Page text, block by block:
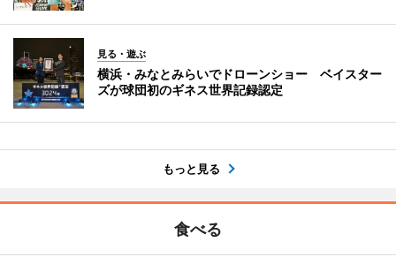
見る・遊ぶ
横浜・みなとみらいでドローンショー ベイスター
ズが球団初のギネス世界記録認定
もっと見る
食べる